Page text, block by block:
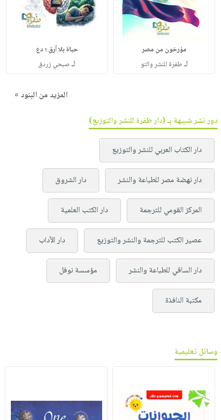
مؤرخون من مصر
لـطفرة للنشر والتو
حياة بلا أرق ؛ دع
لـ صبحي زردق
المزيد من البنود »
دور نشر شبيهة بـ (دار طفرة للنشر والتوزيع)
دار الكتاب العربي للنشر والتوزيع
دار نهضة مصر للطباعة والنشر دار الشروق
المركز القومي للترجمة دار الكتب العلمية
عصير الكتب للترجمة والنشر والتوزيع دار الآداب
دار الساقي للطباعة والنشر مؤسسة نوفل
مكتبة النافذة
وسائل تعليمية